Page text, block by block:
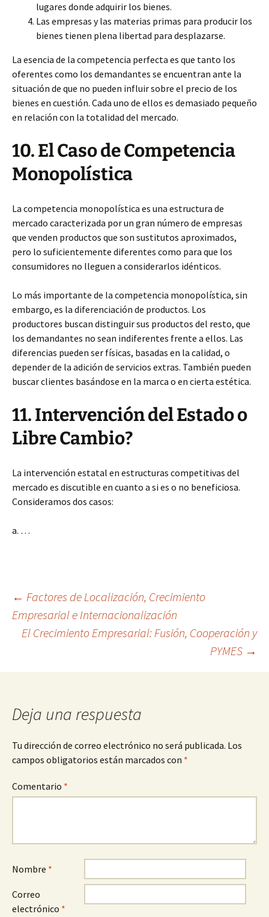
lugares donde adquirir los bienes.
Las empresas y las materias primas para producir los
bienes tienen plena libertad para desplazarse.
La esencia de la competencia perfecta es que tanto los
oferentes como los demandantes se encuentran ante la
situación de que no pueden influir sobre el precio de los
bienes en cuestión. Cada uno de ellos es demasiado pequeño
en relación con la totalidad del mercado.
10. El Caso de Competencia
Monopolística
La competencia monopolística es una estructura de
mercado caracterizada por un gran número de empresas
que venden productos que son sustitutos aproximados,
pero lo suficientemente diferentes como para que los
consumidores no lleguen a considerarlos idénticos.
Lo más importante de la competencia monopolística, sin
embargo, es la diferenciación de productos. Los
productores buscan distinguir sus productos del resto, que
los demandantes no sean indiferentes frente a ellos. Las
diferencias pueden ser físicas, basadas en la calidad, o
depender de la adición de servicios extras. También pueden
buscar clientes basándose en la marca o en cierta estética.
11. Intervención del Estado o
Libre Cambio?
La intervención estatal en estructuras competitivas del
mercado es discutible en cuanto a si es o no beneficiosa.
Consideramos dos casos:
a. …
Navegación
de
entradas
← Factores de Localización, Crecimiento
Empresarial e Internacionalización
El Crecimiento Empresarial: Fusión, Cooperación y
PYMES →
Deja una respuesta
Tu dirección de correo electrónico no será publicada. Los
campos obligatorios están marcados con *
Comentario *
Nombre *
Correo
electrónico *